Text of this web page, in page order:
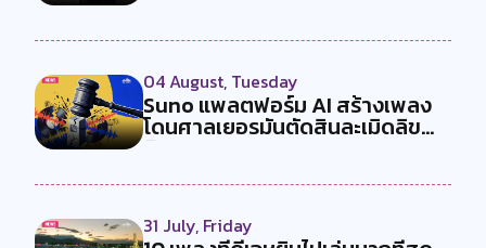
04 August, Tuesday
Suno แพลตฟอร์ม AI สร้างเพลง
โดนศาลเยอรมันตัดสินละเมิดลิข
31 July, Friday